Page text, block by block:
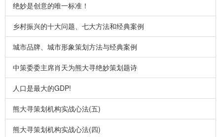
绝妙是创意的唯一标准！
乡村振兴的十大问题、七大方法和经典案例
城市品牌、城市形象策划方法与经典案例
中策委委主席肖天为熊大寻绝妙策划题诗
人口是最大的GDP!
熊大寻策划机构实战心法(五)
熊大寻策划机构实战心法(四)